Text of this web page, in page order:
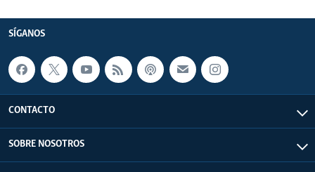
SÍGANOS
CONTACTO
SOBRE NOSOTROS